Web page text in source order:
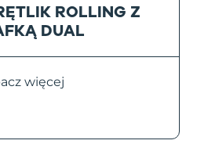
ROLLING Z
DUAL
więcej